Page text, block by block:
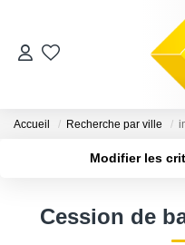
Accueil Recherche par ville
Modifier les
Type de bien
Cession de